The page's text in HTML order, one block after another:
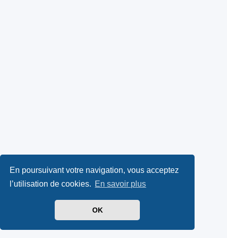
En poursuivant votre navigation, vous acceptez
l’utilisation de cookies. En savoir plus
OK